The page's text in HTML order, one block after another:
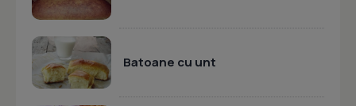
Batoane cu unt